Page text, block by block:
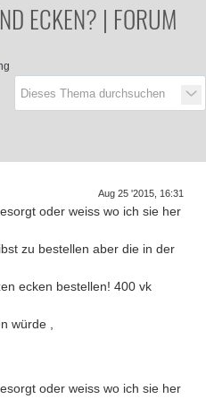
ECKEN? | FORUM
Aug 25 '2015, 16:31
oder weiss wo ich sie her
zu bestellen aber die in der
ecken bestellen! 400 vk
würde ,
oder weiss wo ich sie her